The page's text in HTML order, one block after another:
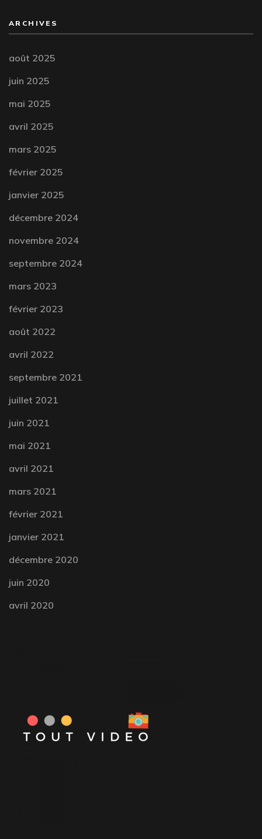
ARCHIVES
août 2025
juin 2025
mai 2025
avril 2025
mars 2025
février 2025
janvier 2025
décembre 2024
novembre 2024
septembre 2024
mars 2023
février 2023
août 2022
avril 2022
septembre 2021
juillet 2021
juin 2021
mai 2021
avril 2021
mars 2021
février 2021
janvier 2021
décembre 2020
juin 2020
avril 2020